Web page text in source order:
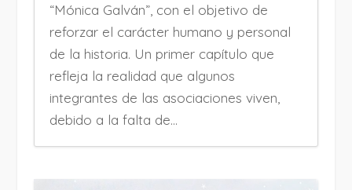
“Mónica Galván”, con el objetivo de
reforzar el carácter humano y personal
de la historia. Un primer capítulo que
refleja la realidad que algunos
integrantes de las asociaciones viven,
debido a la falta de...